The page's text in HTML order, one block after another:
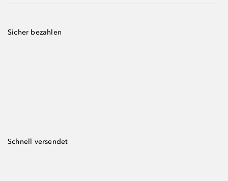
Sicher bezahlen
Schnell versendet